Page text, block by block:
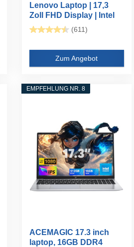
Lenovo Laptop | 17,3
Zoll FHD Display | Intel
U...
(611)
Zum Angebot
EMPFEHLUNG NR. 8
ACEMAGIC 17.3 inch
laptop, 16GB DDR4